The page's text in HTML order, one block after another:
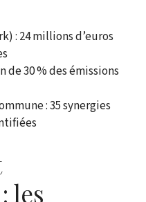
: 24 millions d’euros
30 % des émissions
: 35 synergies
les